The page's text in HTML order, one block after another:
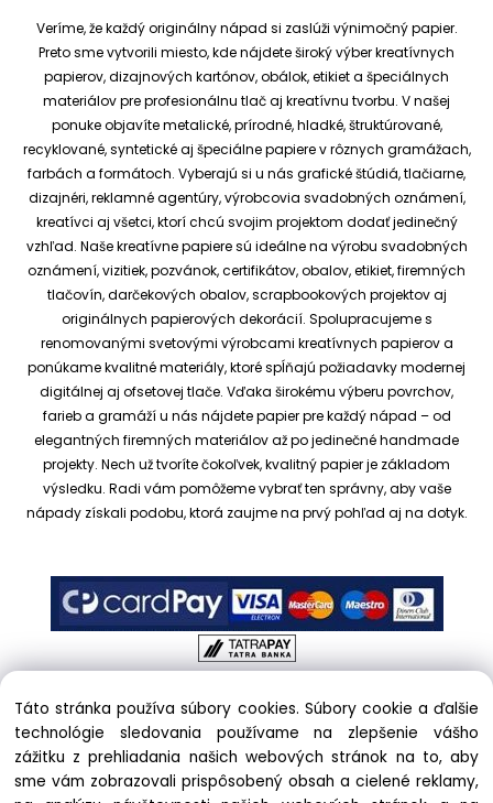
Veríme, že každý originálny nápad si zaslúži výnimočný papier.
Preto sme vytvorili miesto, kde nájdete široký výber kreatívnych
papierov, dizajnových kartónov, obálok, etikiet a špeciálnych
materiálov pre profesionálnu tlač aj kreatívnu tvorbu. V našej
ponuke objavíte metalické, prírodné, hladké, štruktúrované,
recyklované, syntetické aj špeciálne papiere v rôznych gramážach,
farbách a formátoch. Vyberajú si u nás grafické štúdiá, tlačiarne,
dizajnéri, reklamné agentúry, výrobcovia svadobných oznámení,
kreatívci aj všetci, ktorí chcú svojim projektom dodať jedinečný
vzhľad. Naše kreatívne papiere sú ideálne na výrobu svadobných
oznámení, vizitiek, pozvánok, certifikátov, obalov, etikiet, firemných
tlačovín, darčekových obalov, scrapbookových projektov aj
originálnych papierových dekorácií. Spolupracujeme s
renomovanými svetovými výrobcami kreatívnych papierov a
ponúkame kvalitné materiály, ktoré spĺňajú požiadavky modernej
digitálnej aj ofsetovej tlače. Vďaka širokému výberu povrchov,
farieb a gramáží u nás nájdete papier pre každý nápad – od
elegantných firemných materiálov až po jedinečné handmade
projekty. Nech už tvoríte čokoľvek, kvalitný papier je základom
výsledku. Radi vám pomôžeme vybrať ten správny, aby vaše
nápady získali podobu, ktorá zaujme na prvý pohľad aj na dotyk.
Copyright © 2017 kreativnypapier.sk, All rights reserved |
hajekova@kreativnypapier.sk| Beckovská 38/A, 831 04
Bratislava
Táto stránka používa súbory cookies. Súbory cookie a ďalšie
technológie sledovania používame na zlepšenie vášho
zážitku z prehliadania našich webových stránok na to, aby
sme vám zobrazovali prispôsobený obsah a cielené reklamy,